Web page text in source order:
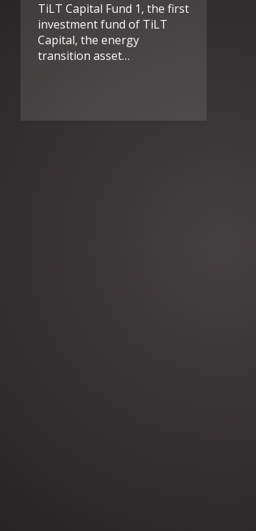
TiLT Capital Fund 1, the first
investment fund of TiLT
Capital, the energy
transition asset…